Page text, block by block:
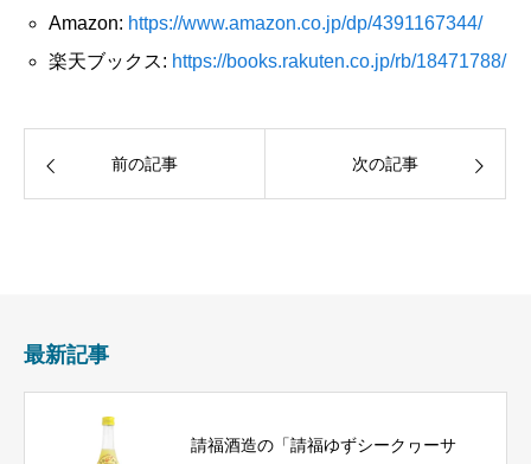
Amazon: https://www.amazon.co.jp/dp/4391167344/
楽天ブックス: https://books.rakuten.co.jp/rb/18471788/
前の記事 次の記事
最新記事
請福酒造の「請福ゆずシークヮーサ